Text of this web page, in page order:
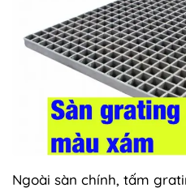
Ngoài sàn chính, tấm